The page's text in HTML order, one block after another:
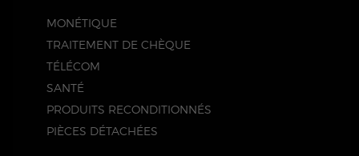
MONÉTIQUE
TRAITEMENT DE CHÈQUE
TÉLÉCOM
SANTÉ
PRODUITS RECONDITIONNÉS
PIÈCES DÉTACHÉES